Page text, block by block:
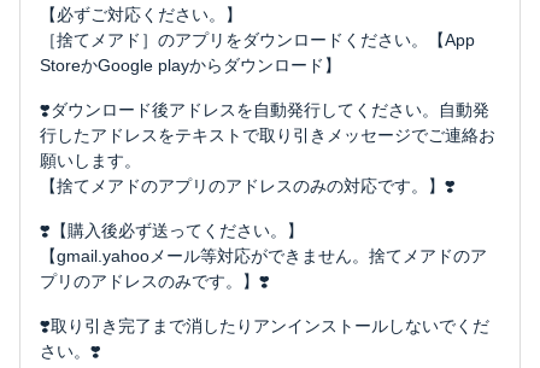
【必ずご対応ください。】
［捨てメアド］のアプリをダウンロードください。【App
StoreかGoogle playからダウンロード】
❣️ダウンロード後アドレスを自動発行してください。自動発
行したアドレスをテキストで取り引きメッセージでご連絡お
願いします。
【捨てメアドのアプリのアドレスのみの対応です。】❣️
❣️【購入後必ず送ってください。】
【gmail.yahooメール等対応ができません。捨てメアドのア
プリのアドレスのみです。】❣️
❣️取り引き完了まで消したりアンインストールしないでくだ
さい。❣️